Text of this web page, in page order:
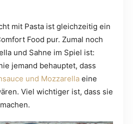
mit Pasta ist gleichzeitig ein
Food pur. Zumal noch
und Sahne im Spiel ist:
jemand behauptet, dass
und Mozzarella eine
Viel wichtiger ist, dass sie